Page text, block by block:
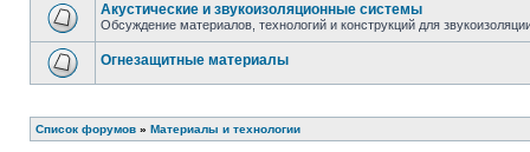
Акустические и звукоизоляционные системы
Обсуждение материалов, технологий и конструкций для
Огнезащитные материалы
Список форумов » Материалы и технологии